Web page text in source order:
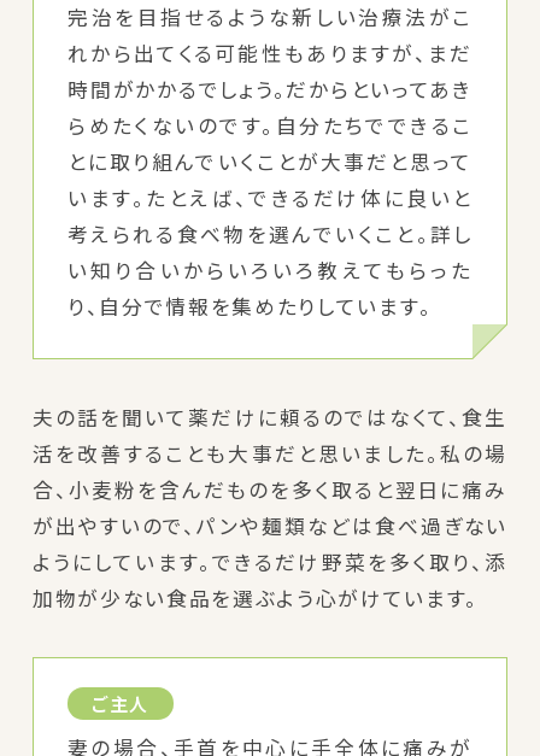
完治を目指せるような新しい治療法がこ
れから出てくる可能性もありますが、まだ
時間がかかるでしょう。だからといってあき
らめたくないのです。自分たちでできるこ
とに取り組んでいくことが大事だと思って
います。たとえば、できるだけ体に良いと
考えられる食べ物を選んでいくこと。詳し
い知り合いからいろいろ教えてもらった
り、自分で情報を集めたりしています。
夫の話を聞いて薬だけに頼るのではなくて、食生
活を改善することも大事だと思いました。私の場
合、小麦粉を含んだものを多く取ると翌日に痛み
が出やすいので、パンや麺類などは食べ過ぎない
ようにしています。できるだけ野菜を多く取り、添
加物が少ない食品を選ぶよう心がけています。
ご主人
妻の場合、手首を中心に手全体に痛みが